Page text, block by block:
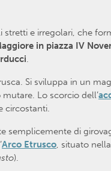
e irregolari, che
in piazza IV
.
Si sviluppa in un
Lo scorcio dell’
circostanti.
semplicemente di
Arco Etrusco, situato
).